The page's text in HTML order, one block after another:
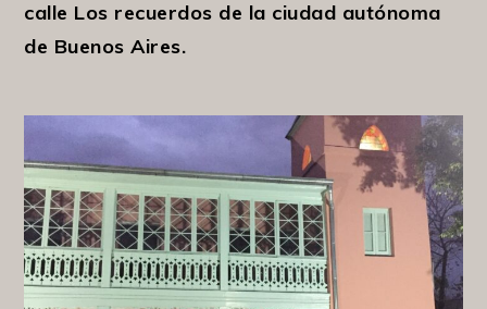
calle Los recuerdos de la ciudad autónoma
de Buenos Aires.